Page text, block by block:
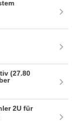
(27.80
2U für